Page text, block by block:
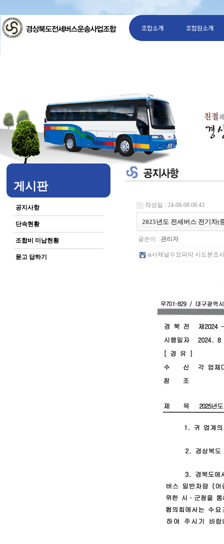
조합소개 조합원소개
게시판
공지사항
단속현황
조합비 미납현황
묻고 답하기
작성일 : 24-08-08 08:43
2025년도 전세버스 전기차(
글쓴이 : 관리자
ai사채널수요파악 시도본조